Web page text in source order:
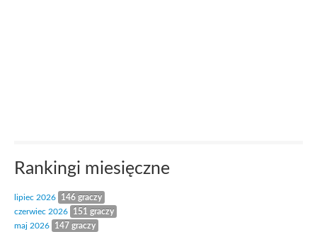
Rankingi miesięczne
lipiec 2026
146 graczy
czerwiec 2026
151 graczy
maj 2026
147 graczy